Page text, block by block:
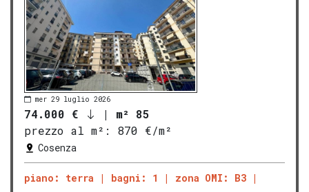
mer 29 luglio 2026
74.000 € | m² 85
prezzo al m²:
870 €/m²
Cosenza
piano: terra bagni: 1 zona OMI: B3